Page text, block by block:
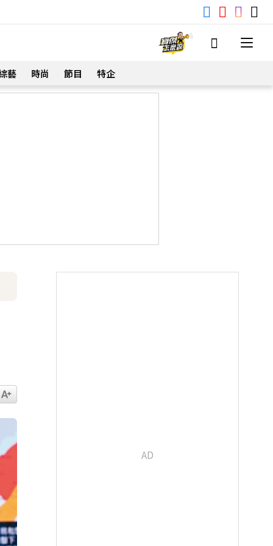
藝 時尚 節目 特企